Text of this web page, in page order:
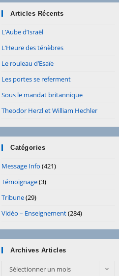
Articles Récents
L’Aube d’Israël
L’Heure des ténèbres
Le rouleau d’Esaïe
Les portes se referment
Sous le mandat britannique
Theodor Herzl et William Hechler
Catégories
Message Info (421)
Témoignage(3)
Tribune(29)
Vidéo – Enseignement(284)
Archives Articles
Sélectionner un mois